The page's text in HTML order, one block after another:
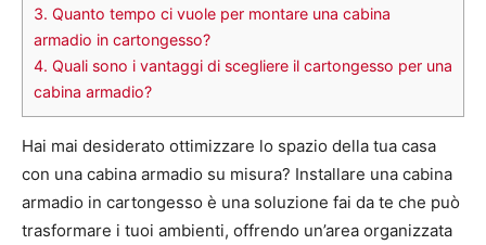
3. Quanto tempo ci vuole per montare una cabina
armadio in cartongesso?
4. Quali sono i vantaggi di scegliere il cartongesso per una
cabina armadio?
Hai mai desiderato ottimizzare lo spazio della tua casa
con una cabina armadio su misura? Installare una cabina
armadio in cartongesso è una soluzione fai da te che può
trasformare i tuoi ambienti, offrendo un’area organizzata